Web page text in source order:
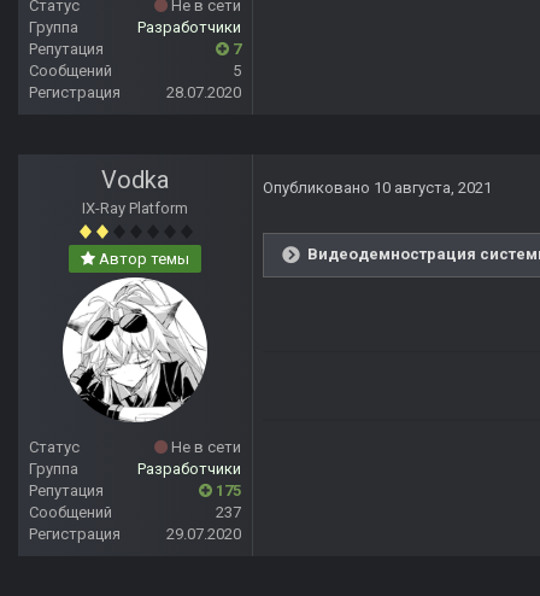
Статус
Не в сети
Группа
Разработчики
Репутация
7
Сообщений
5
Регистрация
28.07.2020
Vodka
IX-Ray Platform
Автор темы
Статус
Не в сети
Группа
Разработчики
Репутация
175
Сообщений
237
Регистрация
29.07.2020
Опубликовано 10 августа, 2021
Видеодемнострация